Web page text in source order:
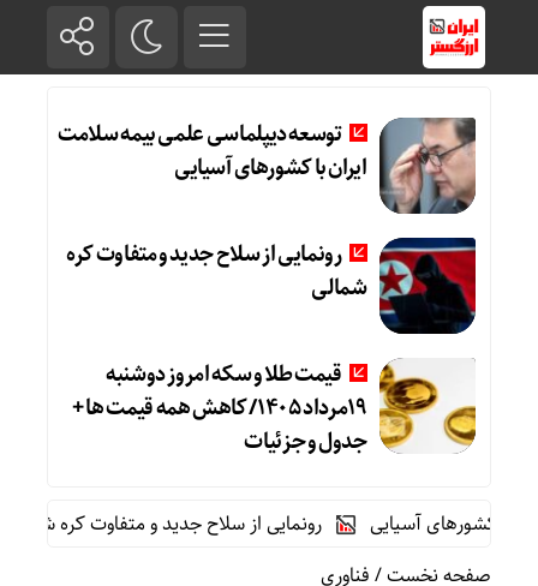
توسعه دیپلماسی علمی بیمه سلامت
ایران با کشورهای آسیایی
رونمایی از سلاح جدید و متفاوت کره
شمالی
قیمت طلا و سکه امروز دوشنبه
19مرداد 1405/ کاهش همه قیمت ها +
جدول و جزئیات
آسیایی رونمایی از سلاح جدید و متفاوت کره شمالی
صفحه نخست/فناوری